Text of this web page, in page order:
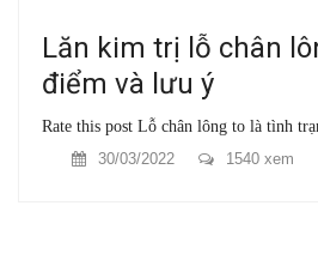
Lăn kim trị lỗ chân
điểm và lưu ý
Rate this post Lỗ chân lông to là tình
30/03/2022
1540 xem